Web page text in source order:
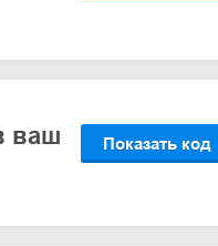
ваш
Показать код